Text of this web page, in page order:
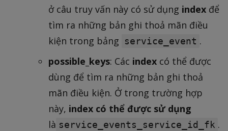
ở câu truy vấn này có sử dụng index để
tìm ra những bản ghi thoả mãn điều
kiện trong bảng
service_event .
possible_keys: Các index có thể được
dùng để tìm ra những bản ghi thoả
mãn điều kiện. Ở trong trường hợp
này, index có thể được sử dụng
là service_events_service_id_fk .